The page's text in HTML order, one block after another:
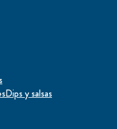
Dips y salsas